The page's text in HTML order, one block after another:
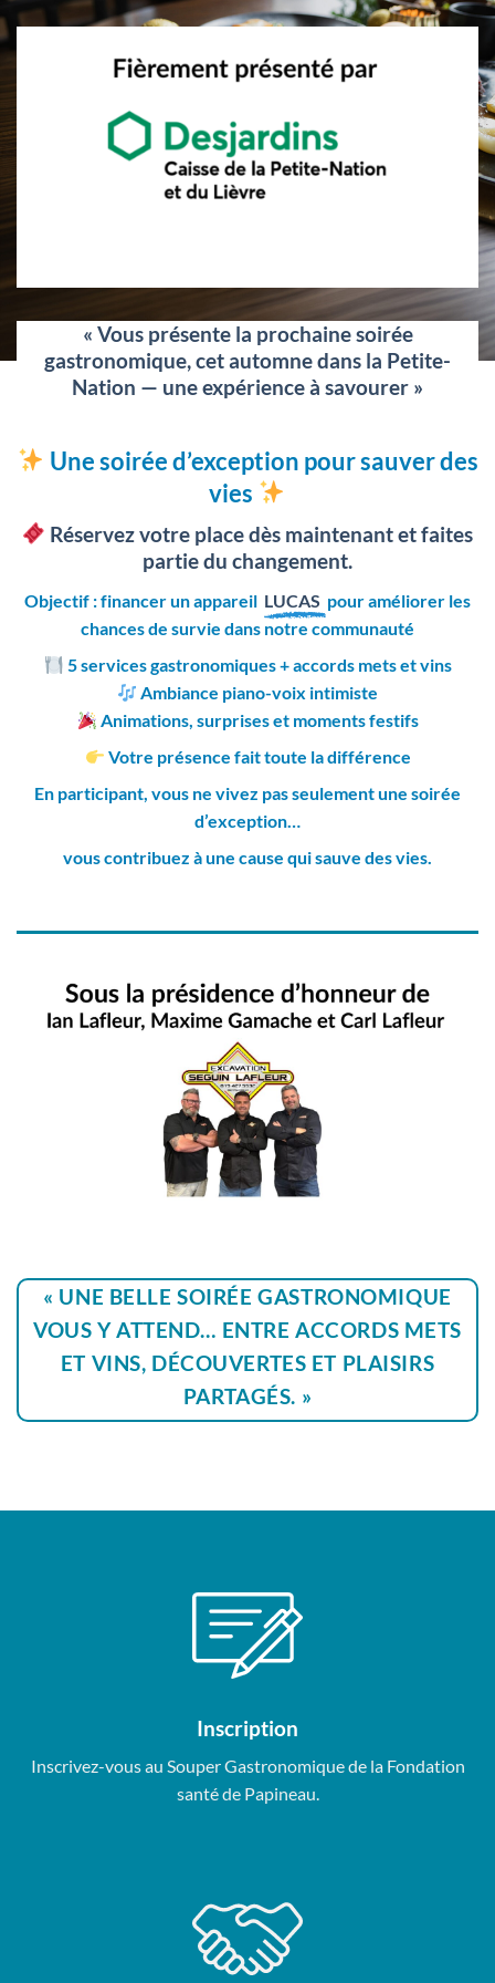
« Vous présente la prochaine soirée
gastronomique, cet automne dans la Petite-
Nation — une expérience à savourer »
Une soirée d’exception pour sauver des
vies
Réservez votre place dès maintenant et faites
partie du changement.
Objectif : financer un appareil LUCAS pour améliorer les
chances de survie dans notre communauté
5 services gastronomiques + accords mets et vins
Ambiance piano-voix intimiste
Animations, surprises et moments festifs
Votre présence fait toute la différence
En participant, vous ne vivez pas seulement une soirée
d’exception…
vous contribuez à une cause qui sauve des vies.
« UNE BELLE SOIRÉE GASTRONOMIQUE
VOUS Y ATTEND… ENTRE ACCORDS METS
ET VINS, DÉCOUVERTES ET PLAISIRS
PARTAGÉS. »
Inscription
Inscrivez-vous au Souper Gastronomique de la Fondation
santé de Papineau.